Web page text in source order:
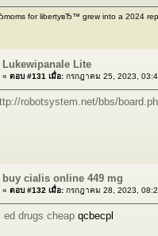
for libertyвЂ™ grew into a 2024
Lukewipanale Lite
« ตอบ #131 เมื่อ: กรกฎาคม 25, 2023,
robotsystem.net/bbs/
buy cialis online 449 mg
« ตอบ #132 เมื่อ: กรกฎาคม 28, 2023,
ed drugs cheap qcbecpl